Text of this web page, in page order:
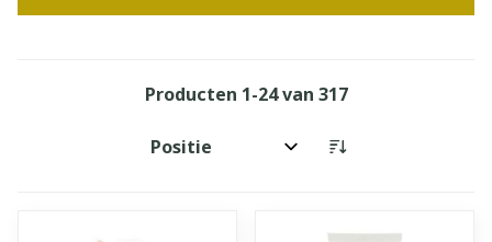
Producten 1-24van 317
Sorteer op: